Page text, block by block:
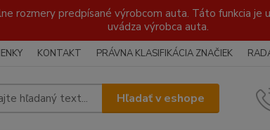
rozmery predpísané výrobcom auta. Táto funkcia
uvádza výrobca auta.
KONTAKT PRÁVNA KLASIFIKÁCIA ZNAČIEK
Hľadať v eshope